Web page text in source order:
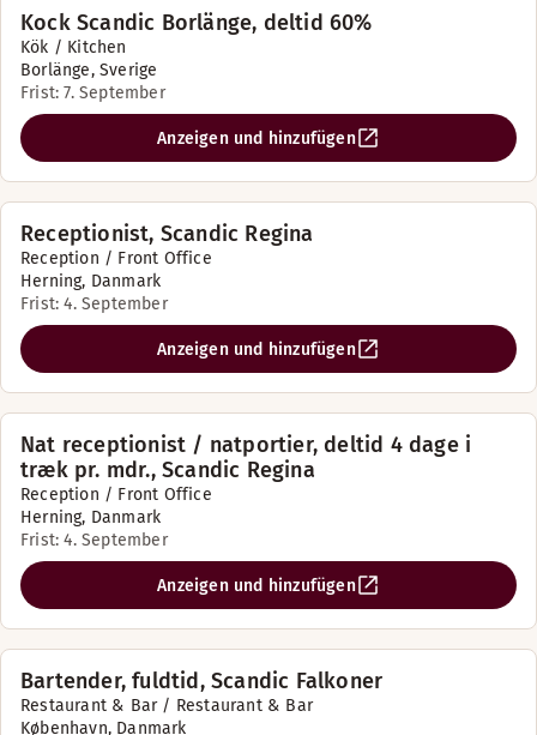
Kock Scandic Borlänge, deltid 60%
Kök / Kitchen
Borlänge, Sverige
Frist: 7. September
Anzeigen und hinzufügen
Receptionist, Scandic Regina
Reception / Front Office
Herning, Danmark
Frist: 4. September
Anzeigen und hinzufügen
Nat receptionist / natportier, deltid 4 dage i
træk pr. mdr., Scandic Regina
Reception / Front Office
Herning, Danmark
Frist: 4. September
Anzeigen und hinzufügen
Bartender, fuldtid, Scandic Falkoner
Restaurant & Bar / Restaurant & Bar
København, Danmark